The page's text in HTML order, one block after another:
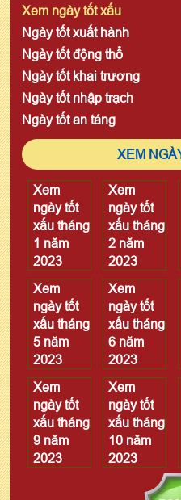
Xem ngày tốt xấu
Ngày tốt xuất hành
Ngày tốt động thổ
Ngày tốt khai trương
Ngày tốt nhập trạch
Ngày tốt an táng
XEM
Xem
ngày tốt
xấu tháng
1 năm
2023
Xem
ngày tốt
xấu tháng
2 năm
2023
Xem
ngày tốt
xấu tháng
5 năm
2023
Xem
ngày tốt
xấu tháng
6 năm
2023
Xem
ngày tốt
xấu tháng
9 năm
2023
Xem
ngày tốt
xấu tháng
10 năm
2023